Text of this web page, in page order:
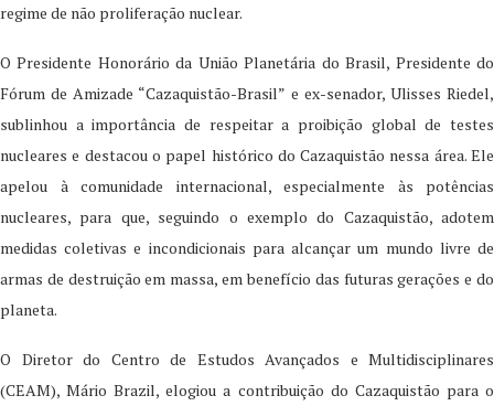
regime de não proliferação nuclear.
O Presidente Honorário da União Planetária do Brasil, Presidente do
Fórum de Amizade “Cazaquistão-Brasil” e ex-senador, Ulisses Riedel,
sublinhou a importância de respeitar a proibição global de testes
nucleares e destacou o papel histórico do Cazaquistão nessa área. Ele
apelou à comunidade internacional, especialmente às potências
nucleares, para que, seguindo o exemplo do Cazaquistão, adotem
medidas coletivas e incondicionais para alcançar um mundo livre de
armas de destruição em massa, em benefício das futuras gerações e do
planeta.
O Diretor do Centro de Estudos Avançados e Multidisciplinares
(CEAM), Mário Brazil, elogiou a contribuição do Cazaquistão para o